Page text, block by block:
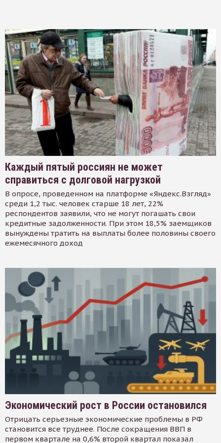
Каждый пятый россиян не может
справиться с долговой нагрузкой
В опросе, проведенном на платформе «Яндекс.Взгляд»
среди 1,2 тыс. человек старше 18 лет, 22%
респондентов заявили, что не могут погашать свои
кредитные задолженности. При этом 18,5% заемщиков
вынуждены тратить на выплаты более половины своего
ежемесячного доход
Экономический рост в России остановился
Отрицать серьезные экономические проблемы в РФ
становится все труднее. После сокращения ВВП в
первом квартале на 0,6% второй квартал показал